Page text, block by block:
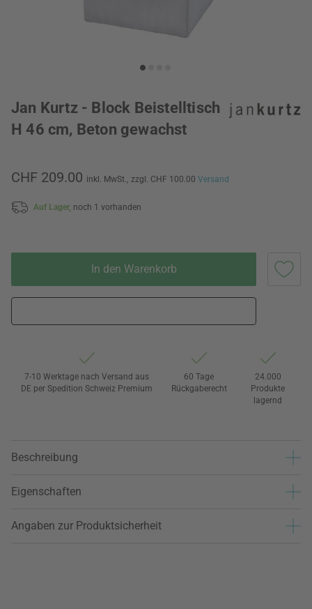
Jan Kurtz - Block Beistelltisch
H 46 cm, Beton gewachst
CHF 209.00 inkl. MwSt., zzgl. CHF 100.00 Versand
Auf Lager, noch 1 vorhanden
In den Warenkorb
7-10 Werktage nach Versand aus
DE per Spedition Schweiz Premium
60 Tage
Rückgaberecht
24.000
Produkte
lagernd
Beschreibung
Eigenschaften
Angaben zur Produktsicherheit